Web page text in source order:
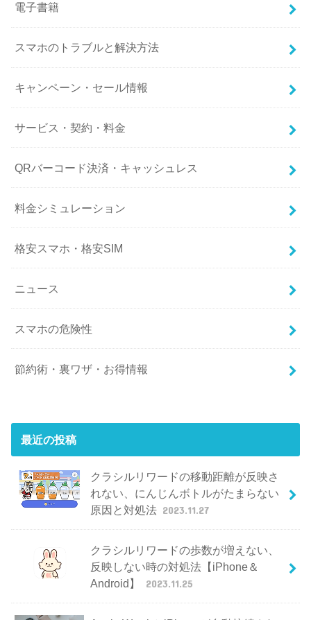
電子書籍
スマホのトラブルと解決方法
キャンペーン・セール情報
サービス・契約・料金
QRバーコード決済・キャッシュレス
料金シミュレーション
格安スマホ・格安SIM
ニュース
スマホの危険性
節約術・裏ワザ・お得情報
最近の投稿
クラシルリワードの移動距離が反映さ
れない、にんじんボトルがたまらない
原因と対処法 2023.11.27
クラシルリワードの歩数が増えない、
反映しない時の対処法【iPhone＆
Android】
2023.11.25